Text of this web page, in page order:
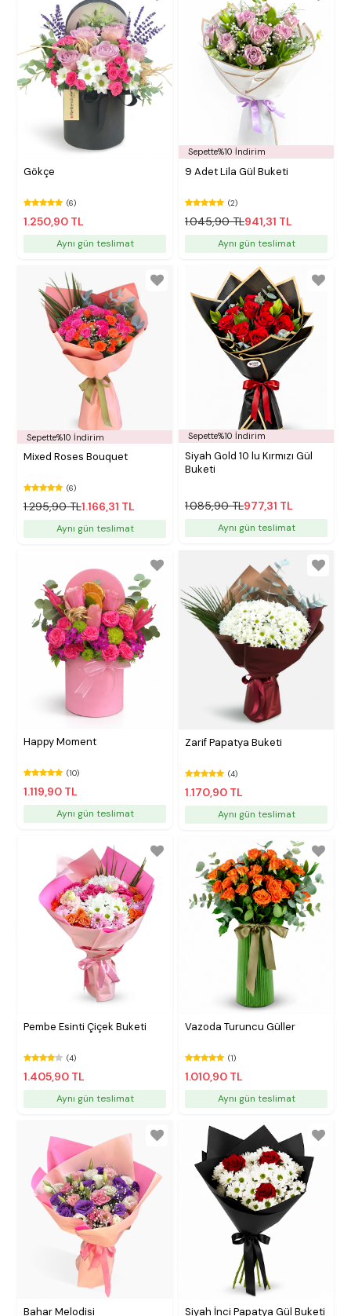
Gökçe
(6)
1.250,90 TL
Aynı gün teslimat
Sepette%10 İndirim
9 Adet Lila Gül Buketi
(2)
1.045,90 TL941,31 TL
Aynı gün teslimat
Sepette%10 İndirim
Mixed Roses Bouquet
(6)
1.295,90 TL1.166,31 TL
Aynı gün teslimat
Sepette%10 İndirim
Siyah Gold 10 lu Kırmızı Gül
Buketi
1.085,90 TL977,31 TL
Aynı gün teslimat
Happy Moment
(10)
1.119,90 TL
Aynı gün teslimat
Zarif Papatya Buketi
(4)
1.170,90 TL
Aynı gün teslimat
Pembe Esinti Çiçek Buketi
(4)
1.405,90 TL
Aynı gün teslimat
Vazoda Turuncu Güller
(1)
1.010,90 TL
Aynı gün teslimat
Bahar Melodisi Siyah İnci Papatya Gül Buketi